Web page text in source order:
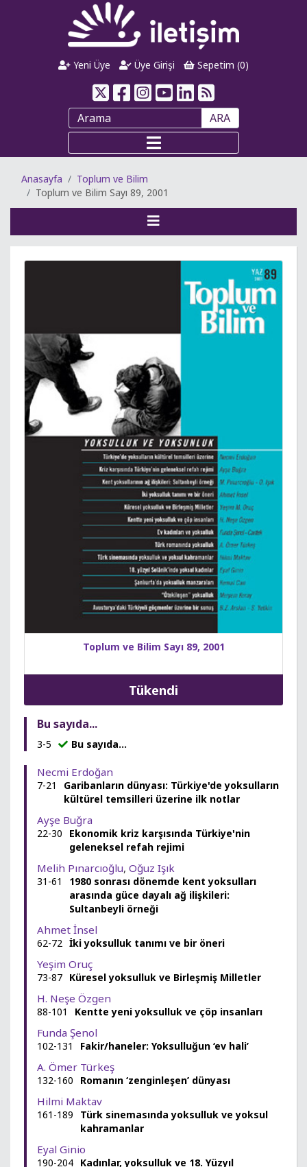
Yeni Üye Üye Girişi Sepetim (0)
ARA
Anasayfa
Toplum ve Bilim
Toplum ve Bilim Sayı 89, 2001
Toplum ve Bilim Sayı 89, 2001
Tükendi
Bu sayıda...
3-5 Bu sayıda...
Necmi Erdoğan
7-21
Garibanların dünyası: Türkiye'de yoksulların
kültürel temsilleri üzerine ilk notlar
Ayşe Buğra
22-30
Ekonomik kriz karşısında Türkiye'nin
geleneksel refah rejimi
Melih Pınarcıoğlu, Oğuz Işık
31-61
1980 sonrası dönemde kent yoksulları
arasında güce dayalı ağ ilişkileri:
Sultanbeyli örneği
Ahmet İnsel
62-72 İki yoksulluk tanımı ve bir öneri
Yeşim Oruç
73-87 Küresel yoksulluk ve Birleşmiş Milletler
H. Neşe Özgen
88-101 Kentte yeni yoksulluk ve çöp insanları
Funda Şenol
102-131 Fakir/haneler: Yoksulluğun ‘ev hali’
A. Ömer Türkeş
132-160 Romanın ‘zenginleşen’ dünyası
Hilmi Maktav
161-189
Türk sinemasında yoksulluk ve yoksul
kahramanlar
Eyal Ginio
190-204 Kadınlar, yoksulluk ve 18. Yüzyıl